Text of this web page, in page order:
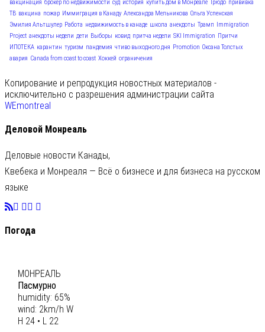
вакцинация брокер по недвижимости суд история купить дом в Монреале Трюдо прививка
ТВ вакцина пожар Иммиграция в Канаду Александра Мельникова Ольга Успенская
Эмилия Альтшулер Работа недвижимость в канаде школа анекдоты Трамп Immigration
Project анекдоты недели дети Выборы ковид притча недели SKI Immigration Притчи
ИПОТЕКА карантин туризм пандемия чтиво выходного дня Promotion Оксана Толстых
авария Canada from coast to coast Хоккей ограничения
Копирование и репродукция новостных материалов -
исключительно с разрешения администрации сайта
WEmontreal
Деловой Монреаль
Деловые новости Канады,
Квебека и Монреаля — Всё о бизнесе и для бизнеса на русском
языке
Погода
МОНРЕАЛЬ
Пасмурно
humidity: 65%
wind: 2km/h W
H 24 • L 22